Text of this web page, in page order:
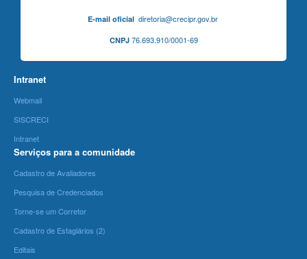
E-mail oficialdiretoria@crecipr.gov.br
CNPJ76.693.910/0001-69
Intranet
Webmail
SISCRECI
Intranet
Serviços para a comunidade
Cadastro de Avaliadores
Pesquisa de Credenciados
Torne-se um Corretor
Cadastro de Estagiários (2)
Editais